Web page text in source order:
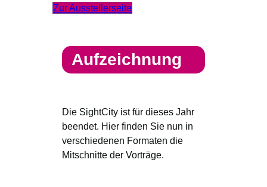
Zur Ausstellerseite
Aufzeichnung
Die SightCity ist für dieses Jahr
beendet. Hier finden Sie nun in
verschiedenen Formaten die
Mitschnitte der Vorträge.